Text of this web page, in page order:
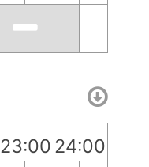
23:00 24:00